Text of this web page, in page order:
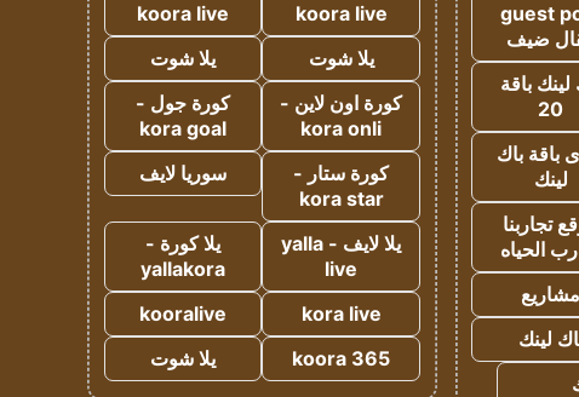
guest
ضيف
لينك باقة
20
باقة باك
لينك
تجاربنا
الحياه
مشاريع
لينك
koora live
koora live
يلا شوت
يلا شوت
كورة اون لاين -
kora onli
كورة جول -
kora goal
كورة ستار -
kora star
سوريا لايف
يلا لايف - yalla
live
يلا كورة -
yallakora
kora live
kooralive
koora 365
يلا شوت